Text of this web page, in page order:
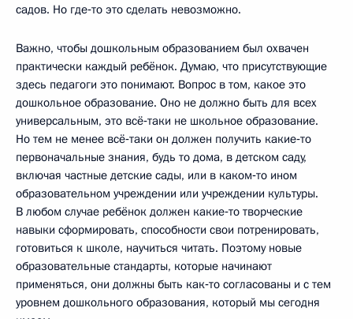
садов. Но где‑то это сделать невозможно.
Важно, чтобы дошкольным образованием был охвачен
практически каждый ребёнок. Думаю, что присутствующие
здесь педагоги это понимают. Вопрос в том, какое это
дошкольное образование. Оно не должно быть для всех
универсальным, это всё‑таки не школьное образование.
Но тем не менее всё‑таки он должен получить какие‑то
первоначальные знания, будь то дома, в детском саду,
включая частные детские сады, или в каком‑то ином
образовательном учреждении или учреждении культуры.
В любом случае ребёнок должен какие‑то творческие
навыки сформировать, способности свои потренировать,
готовиться к школе, научиться читать. Поэтому новые
образовательные стандарты, которые начинают
применяться, они должны быть как‑то согласованы и с тем
уровнем дошкольного образования, который мы сегодня